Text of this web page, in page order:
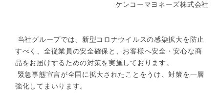
ケンコーマヨネーズ株式会社
当社グループでは、新型コロナウイルスの感染拡大を防止
すべく、全従業員の安全確保と、お客様へ安全・安心な商
品をお届けするための対策を実施しております。
緊急事態宣言が全国に拡大されたことをうけ、対策を一層
強化してまいります。